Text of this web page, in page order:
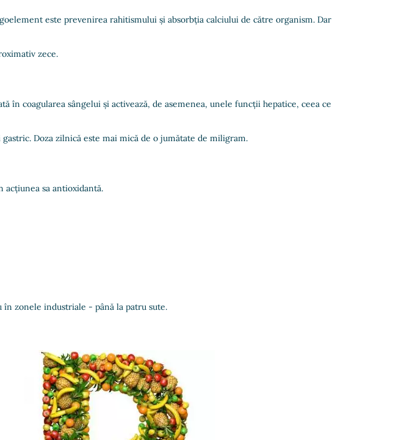
este prevenirea rahitismului și absorbția calciului de către organism. Dar
zece.
coagularea sângelui și activează, de asemenea, unele funcții hepatice, ceea ce
Doza zilnică este mai mică de o jumătate de miligram.
sa antioxidantă.
zonele industriale - până la patru sute.